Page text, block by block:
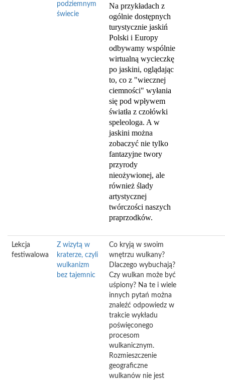
podziemnym
świecie
Na przykładach z
ogólnie dostępnych
turystycznie jaskiń
Polski i Europy
odbywamy wspólnie
wirtualną wycieczkę
po jaskini, oglądając
to, co z "wiecznej
ciemności" wyłania
się pod wpływem
światła z czołówki
speleologa. A w
jaskini można
zobaczyć nie tylko
fantazyjne twory
przyrody
nieożywionej, ale
również ślady
artystycznej
twórczości naszych
praprzodków.
Lekcja
festiwalowa
Z wizytą w
kraterze, czyli
wulkanizm
bez tajemnic
Co kryją w swoim
wnętrzu wulkany?
Dlaczego wybuchają?
Czy wulkan może być
uśpiony? Na te i wiele
innych pytań można
znaleźć odpowiedz w
trakcie wykładu
poświęconego
procesom
wulkanicznym.
Rozmieszczenie
geograficzne
wulkanów nie jest